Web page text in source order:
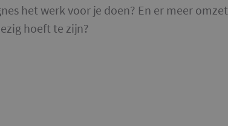
het werk voor je doen? En er meer
hoeft te zijn?